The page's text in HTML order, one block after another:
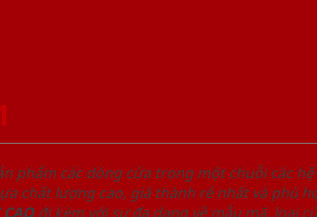
phẩm các dòng cửa trong một chuỗi các
chất lượng cao, giá thành rẻ nhất và phù
CAOđi kèm với sự đa dạng về mẫu mã, loại